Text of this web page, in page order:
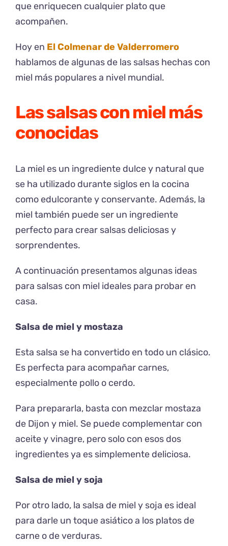
que enriquecen cualquier plato que
acompañen.
Hoy en El Colmenar de Valderromero
hablamos de algunas de las salsas hechas con
miel más populares a nivel mundial.
Las salsas con miel más
conocidas
La miel es un ingrediente dulce y natural que
se ha utilizado durante siglos en la cocina
como edulcorante y conservante. Además, la
miel también puede ser un ingrediente
perfecto para crear salsas deliciosas y
sorprendentes.
A continuación presentamos algunas ideas
para salsas con miel ideales para probar en
casa.
Salsa de miel y mostaza
Esta salsa se ha convertido en todo un clásico.
Es perfecta para acompañar carnes,
especialmente pollo o cerdo.
Para prepararla, basta con mezclar mostaza
de Dijon y miel. Se puede complementar con
aceite y vinagre, pero solo con esos dos
ingredientes ya es simplemente deliciosa.
Salsa de miel y soja
Por otro lado, la salsa de miel y soja es ideal
para darle un toque asiático a los platos de
carne o de verduras.